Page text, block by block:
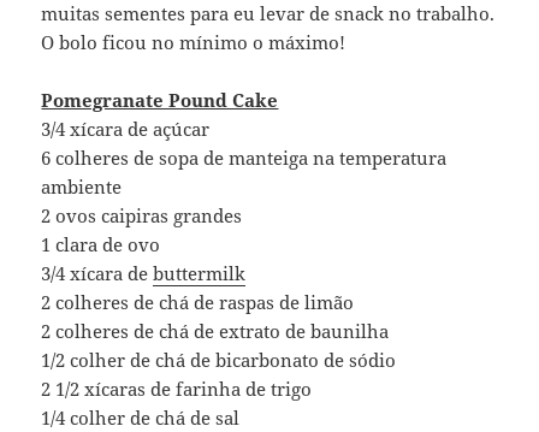
muitas sementes para eu levar de snack no trabalho.
O bolo ficou no mínimo o máximo!
Pomegranate Pound Cake
3/4 xícara de açúcar
6 colheres de sopa de manteiga na temperatura
ambiente
2 ovos caipiras grandes
1 clara de ovo
3/4 xícara debuttermilk
2 colheres de chá de raspas de limão
2 colheres de chá de extrato de baunilha
1/2 colher de chá de bicarbonato de sódio
2 1/2 xícaras de farinha de trigo
1/4 colher de chá de sal